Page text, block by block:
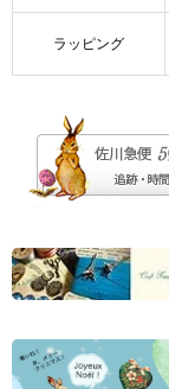
ラッピング